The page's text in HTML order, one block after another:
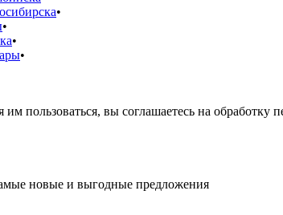
•
•
•
•
пользоваться, вы соглашаетесь на обработку
новые и выгодные предложения